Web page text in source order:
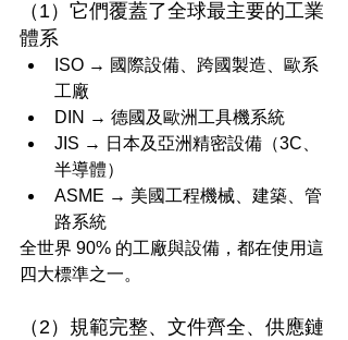
（1）它們覆蓋了全球最主要的工業
體系
ISO → 國際設備、跨國製造、歐系
工廠
DIN → 德國及歐洲工具機系統
JIS → 日本及亞洲精密設備（3C、
半導體）
ASME → 美國工程機械、建築、管
路系統
全世界 90% 的工廠與設備，都在使用這
四大標準之一。
（2）規範完整、文件齊全、供應鏈